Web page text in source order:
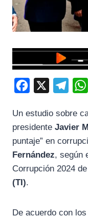
c
e
b
l
e
g
r
Un estudio sobre
presidente Javier
puntaje” en
Fernández, según
Corrupción 2024 de
(TI).
De acuerdo con